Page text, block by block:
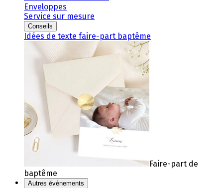
Enveloppes
Service sur mesure
Conseils
Idées de texte faire-part baptême
Faire-part de
baptême
Autres évènements